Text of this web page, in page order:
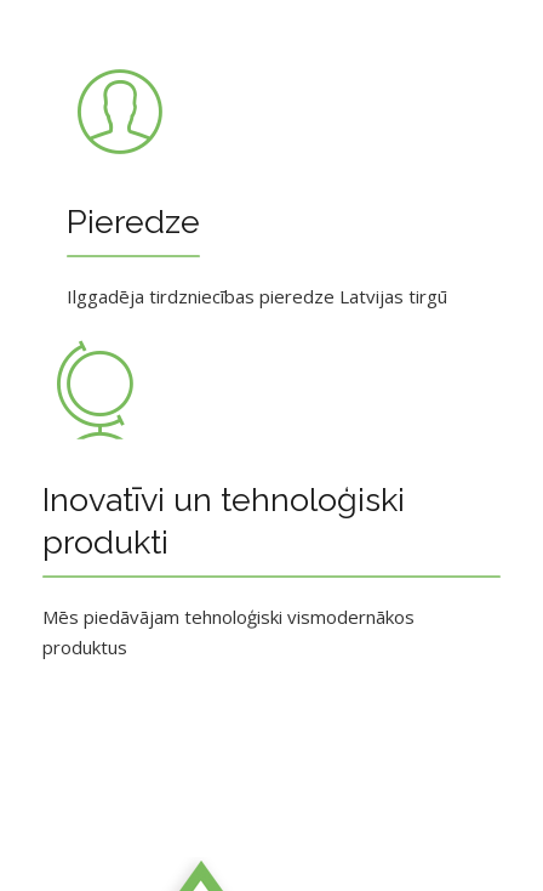
Pieredze
Ilggadēja tirdzniecības pieredze Latvijas tirgū
Inovatīvi un tehnoloģiski
produkti
Mēs piedāvājam tehnoloģiski vismodernākos
produktus